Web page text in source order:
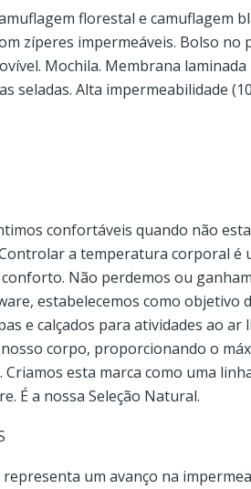
florestal e camuflagem
zíperes impermeáveis. Bolso
Mochila. Membrana laminada
seladas. Alta impermeabilidade
confortáveis ​​quando não
a temperatura corporal é
Não perdemos ou
estabelecemos como objetivo
e calçados para atividades ao
corpo, proporcionando o
Criamos esta marca como uma
É a nossa Seleção Natural.
representa um avanço na